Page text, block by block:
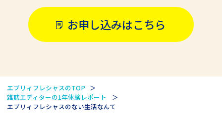
お申し込みはこちら
エブリィフレシャスのTOP
雑誌エディターの1年体験レポート
エブリィフレシャスのない生活なんて